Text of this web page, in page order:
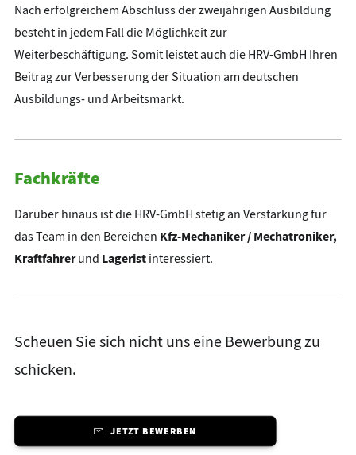
Nach erfolgreichem Abschluss der zweijährigen Ausbildung
besteht in jedem Fall die Möglichkeit zur
Weiterbeschäftigung. Somit leistet auch die HRV-GmbH Ihren
Beitrag zur Verbesserung der Situation am deutschen
Ausbildungs- und Arbeitsmarkt.
Fachkräfte
Darüber hinaus ist die HRV-GmbH stetig an Verstärkung für
das Team in den Bereichen Kfz-Mechaniker / Mechatroniker,
Kraftfahrerund Lagerist interessiert.
Scheuen Sie sich nicht uns eine Bewerbung zu
schicken.
JETZT BEWERBEN